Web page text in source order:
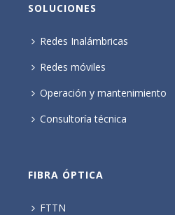
SOLUCIONES
Redes Inalámbricas
Redes móviles
Operación y mantenimiento
Consultoría técnica
FIBRA ÓPTICA
FTTN